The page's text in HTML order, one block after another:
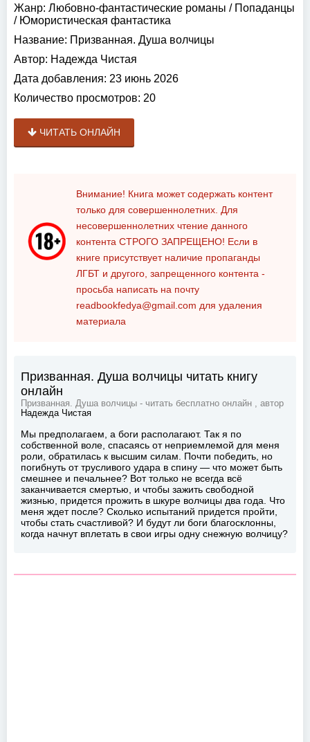
Жанр: Любовно-фантастические романы / Попаданцы
/ Юмористическая фантастика
Название: Призванная. Душа волчицы
Автор: Надежда Чистая
Дата добавления: 23 июнь 2026
Количество просмотров: 20
ЧИТАТЬ ОНЛАЙН
Внимание! Книга может содержать контент
только для совершеннолетних. Для
несовершеннолетних чтение данного
контента СТРОГО ЗАПРЕЩЕНО! Если в
книге присутствует наличие пропаганды
ЛГБТ и другого, запрещенного контента -
просьба написать на почту
readbookfedya@gmail.com для удаления
материала
Призванная. Душа волчицы читать книгу
онлайн
Призванная. Душа волчицы - читать бесплатно онлайн , автор
Надежда Чистая
Мы предполагаем, а боги располагают. Так я по
собственной воле, спасаясь от неприемлемой для меня
роли, обратилась к высшим силам. Почти победить, но
погибнуть от трусливого удара в спину — что может быть
смешнее и печальнее? Вот только не всегда всё
заканчивается смертью, и чтобы зажить свободной
жизнью, придется прожить в шкуре волчицы два года. Что
меня ждет после? Сколько испытаний придется пройти,
чтобы стать счастливой? И будут ли боги благосклонны,
когда начнут вплетать в свои игры одну снежную волчицу?